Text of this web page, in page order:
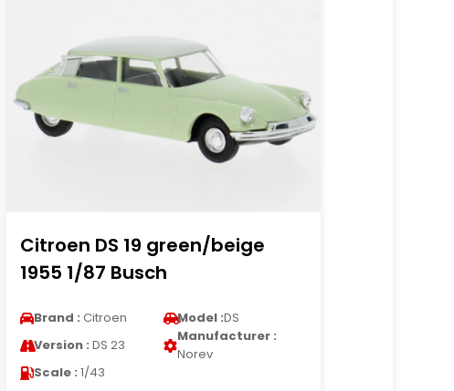
Citroen DS 19 green/beige
1955 1/87 Busch
Brand : Citroen Model :DS
Version : DS 23
Manufacturer :
Norev
Scale : 1/43